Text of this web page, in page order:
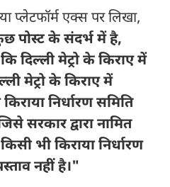
प्लेटफॉर्म एक्स पर लिखा,
पोस्ट के संदर्भ में है,
दिल्ली मेट्रो के किराए में
मेट्रो के किराए में
निर्धारण समिति
सरकार द्वारा नामित
भी किराया निर्धारण
नहीं है।"